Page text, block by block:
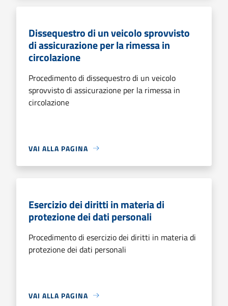
Dissequestro di un veicolo sprovvisto
di assicurazione per la rimessa in
circolazione
Procedimento di dissequestro di un veicolo
sprovvisto di assicurazione per la rimessa in
circolazione
VAI ALLA PAGINA
Esercizio dei diritti in materia di
protezione dei dati personali
Procedimento di esercizio dei diritti in materia di
protezione dei dati personali
VAI ALLA PAGINA